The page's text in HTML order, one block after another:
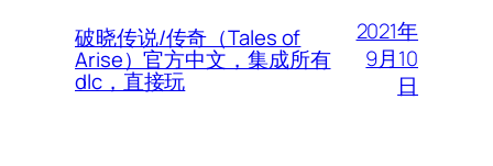
破晓传说/传奇（Tales of
Arise）官方中文，集成所有
dlc，直接玩
2021年
9月10
日